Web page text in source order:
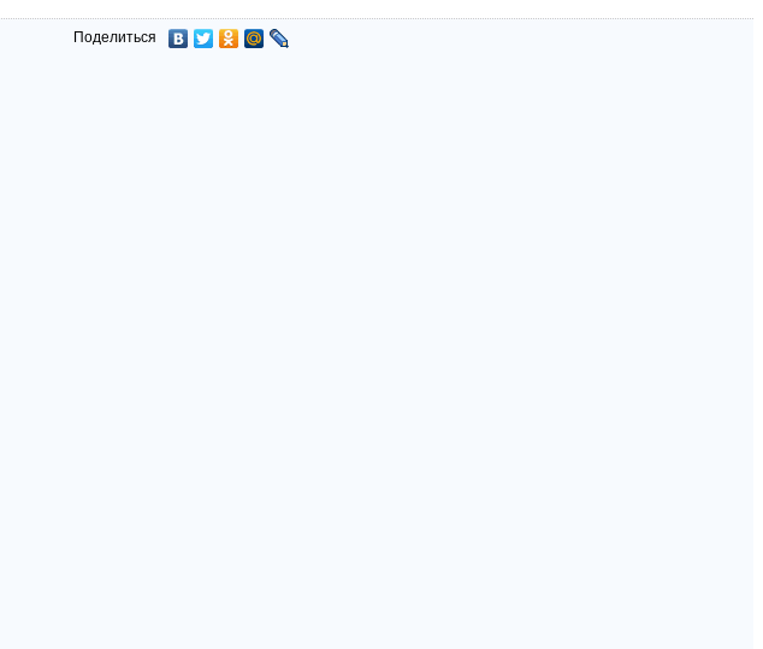
Поделиться